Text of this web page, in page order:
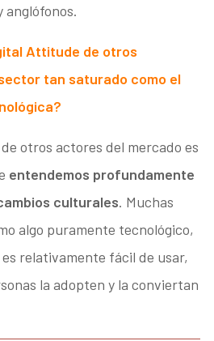
anglófonos.
Attitude de otros
tan saturado como el
otros actores del mercado es
entendemos profundamente
culturales. Muchas
algo puramente tecnológico,
relativamente fácil de usar,
la adopten y la conviertan